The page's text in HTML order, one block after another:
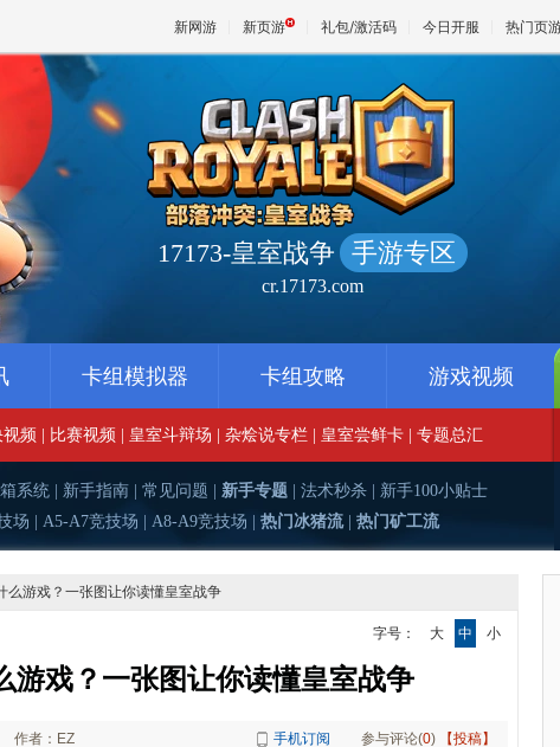
新网游 新页游 礼包/激活码 今日开服 热门页
17173-皇室战争 手游专区
cr.17173.com
卡组模拟器 卡组攻略 游戏视频
频 比赛视频 皇室斗辩场 杂烩说专栏 皇室尝鲜卡 专题总汇
系统 新手指南 常见问题 新手专题 法术秒杀
新手100小贴士
场 A5-A7竞技场 A8-A9竞技场 热门冰猪流| 热门矿工流
么游戏？一张图让你读懂皇室战争
字号： 大 中 小
游戏？一张图让你读懂皇室战争
作者：EZ 手机订阅 参与评论(0) 【投稿】